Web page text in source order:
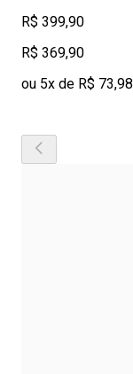
R$ 399,90
R$ 369,90
ou 5x de R$ 73,98